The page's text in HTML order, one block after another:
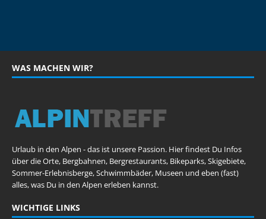
WAS MACHEN WIR?
Urlaub in den Alpen - das ist unsere Passion. Hier findest Du Infos
über die Orte, Bergbahnen, Bergrestaurants, Bikeparks, Skigebiete,
Sommer-Erlebnisberge, Schwimmbäder, Museen und eben (fast)
alles, was Du in den Alpen erleben kannst.
WICHTIGE LINKS